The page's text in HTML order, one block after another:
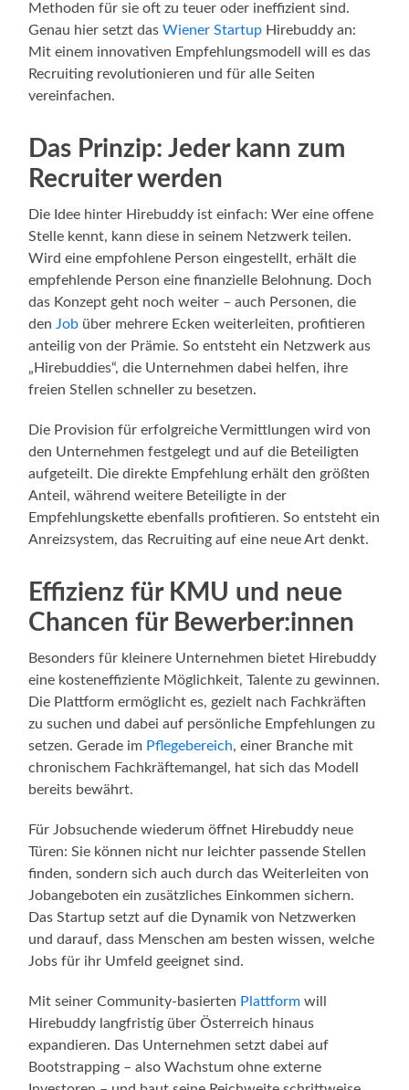
Methoden für sie oft zu teuer oder ineffizient sind.
Genau hier setzt dasWiener Startup Hirebuddy an:
Mit einem innovativen Empfehlungsmodell will es das
Recruiting revolutionieren und für alle Seiten
vereinfachen.
Das Prinzip: Jeder kann zum
Recruiter werden
Die Idee hinter Hirebuddy ist einfach: Wer eine offene
Stelle kennt, kann diese in seinem Netzwerk teilen.
Wird eine empfohlene Person eingestellt, erhält die
empfehlende Person eine finanzielle Belohnung. Doch
das Konzept geht noch weiter – auch Personen, die
denJob über mehrere Ecken weiterleiten, profitieren
anteilig von der Prämie. So entsteht ein Netzwerk aus
„Hirebuddies“, die Unternehmen dabei helfen, ihre
freien Stellen schneller zu besetzen.
Die Provision für erfolgreiche Vermittlungen wird von
den Unternehmen festgelegt und auf die Beteiligten
aufgeteilt. Die direkte Empfehlung erhält den größten
Anteil, während weitere Beteiligte in der
Empfehlungskette ebenfalls profitieren. So entsteht ein
Anreizsystem, das Recruiting auf eine neue Art denkt.
Effizienz für KMU und neue
Chancen für Bewerber:innen
Besonders für kleinere Unternehmen bietet Hirebuddy
eine kosteneffiziente Möglichkeit, Talente zu gewinnen.
Die Plattform ermöglicht es, gezielt nach Fachkräften
zu suchen und dabei auf persönliche Empfehlungen zu
setzen. Gerade im Pflegebereich, einer Branche mit
chronischem Fachkräftemangel, hat sich das Modell
bereits bewährt.
Für Jobsuchende wiederum öffnet Hirebuddy neue
Türen: Sie können nicht nur leichter passende Stellen
finden, sondern sich auch durch das Weiterleiten von
Jobangeboten ein zusätzliches Einkommen sichern.
Das Startup setzt auf die Dynamik von Netzwerken
und darauf, dass Menschen am besten wissen, welche
Jobs für ihr Umfeld geeignet sind.
Mit seiner Community-basierten Plattform will
Hirebuddy langfristig über Österreich hinaus
expandieren. Das Unternehmen setzt dabei auf
Bootstrapping – also Wachstum ohne externe